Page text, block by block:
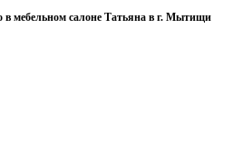
в мебельном салоне Татьяна в г. Мытищи